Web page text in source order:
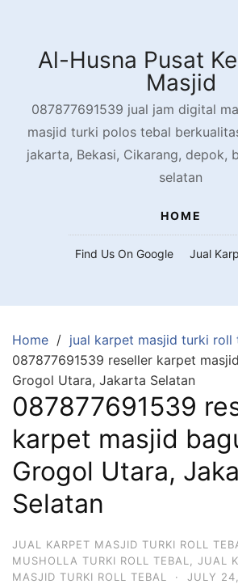
contentAl-Husna Pusat
Masjid
087877691539 jual jam digital
masjid turki polos tebal
jakarta, Bekasi, Cikarang, depok,
selatan
HOME
Find Us On Google Jual
Home
jual karpet masjid turki roll
087877691539 reseller karpet
Grogol Utara, Jakarta Selatan
087877691539
karpet masjid
Grogol Utara,
Selatan
JUAL KARPET MASJID TURKI ROLL
MUSHOLLA TURKI ROLL TEBAL
JUAL
MASJID TURKI ROLL TEBAL
· JULY